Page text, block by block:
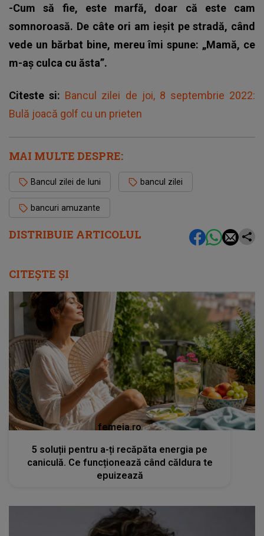
DISTRIBUIE ARTICOLUL
-Cum să fie, este marfă, doar că este cam
somnoroasă. De câte ori am ieșit pe stradă, când
vede un bărbat bine, mereu îmi spune: „Mamă, ce
m-aș culca cu ăsta”.
Citeste si: Bancul zilei de joi, 8 septembrie 2022:
Bulă joacă golf cu un prieten
MAI MULTE DESPRE:
Bancul zilei de luni bancul zilei
bancuri amuzante
CITEȘTE ȘI
femeia.ro
5 soluții pentru a-ți recăpăta energia pe
caniculă. Ce funcționează când căldura te
epuizează